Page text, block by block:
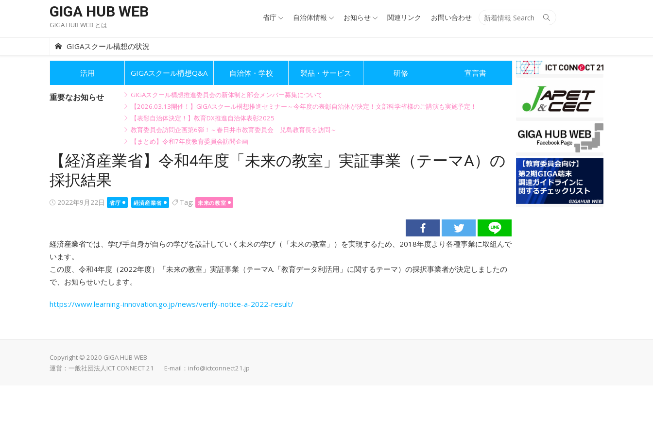
GIGA HUB WEB
GIGA HUB WEB とは
Search
省庁 自治体情報 お知らせ 関連リンク お問い合わせ
GIGAスクール構想の状況
活用 GIGAスクール構想Q&A 自治体・学校 製品・サービス 研修 宣言書
重要なお知らせ
GIGAスクール構想推進委員会の新体制と部会メンバー募集について
【2026.03.13開催！】GIGAスクール構想推進セミナー～今年度の表彰自治体が決定！文部科学省様のご講演も実施予定！
【表彰自治体決定！】教育DX推進自治体表彰2025
教育委員会訪問企画第6弾！～春日井市教育委員会 児島教育長を訪問～
【まとめ】令和7年度教育委員会訪問企画
【経済産業省】令和4年度「未来の教室」実証事業（テーマA）の
採択結果
Posted
2022年9月22日 省庁 経済産業省 Tag: 未来の教室
経済産業省では、学び手自身が自らの学びを設計していく未来の学び（「未来の教室」）を実現するため、2018年度より各種事業に取組んで
います。
この度、令和4年度（2022年度）「未来の教室」実証事業（テーマA.「教育データ利活用」に関するテーマ）の採択事業者が決定しましたの
で、お知らせいたします。
https://www.learning-innovation.go.jp/news/verify-notice-a-2022-result/
Copyright © 2020 GIGA HUB WEB
運営：一般社団法人ICT CONNECT 21 E-mail： info@ictconnect21.jp